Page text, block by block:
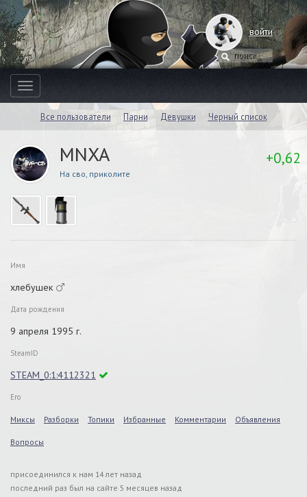
войти
Toggle
navigation
Все пользователи Парни Девушки Черный список
MNXA
На сво, приколите
+0,62
Имя
хлебушек
Дата рождения
9 апреля 1995 г.
SteamID
STEAM_0:1:4112321
Его
Миксы Разборки Топики Избранные Комментарии Объявления
Вопросы
присоединился к нам 14 лет назад
последний раз был на сайте 5 месяцев назад